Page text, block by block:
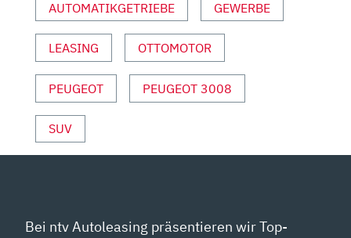
REVIEW
DRIVE“
VON
YOUTUBE
ANZEIGEN
AUTOMATIKGETRIEBE GEWERBE
LEASING OTTOMOTOR
PEUGEOT PEUGEOT 3008
SUV
Bei ntv Autoleasing präsentieren wir Top-